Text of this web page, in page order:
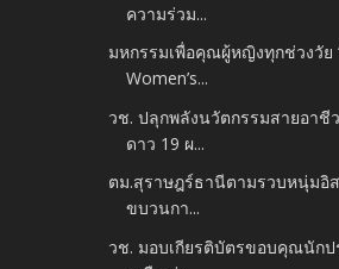
ความร่วม...
มหกรรมเพื่อคุณผู้หญิงทุกช่วงวัย
Women’s...
วช. ปลุกพลังนวัตกรรมสายอาชี
ดาว 19 ผ...
ตม.สุราษฎร์ธานีตามรวบหนุ่มอิส
ขบวนกา...
วช. มอบเกียรติบัตรขอบคุณนัก